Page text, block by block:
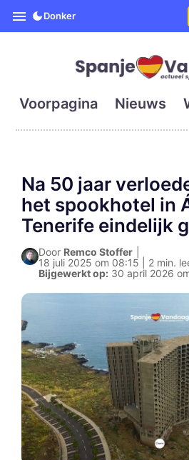
SpanjeVandaag
Donker
Voorpagina Nieuws
Na 50 jaar
het spookhotel in
Tenerife eindelijk
Door Remco Stoffer
18 juli 2025 om 08:15 | 2 min.
Bijgewerkt op: 30 april 2026